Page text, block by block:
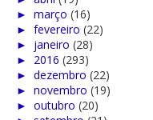
► março (16)
► fevereiro (22)
► janeiro (28)
► 2016 (293)
► dezembro (22)
► novembro (19)
► outubro (20)